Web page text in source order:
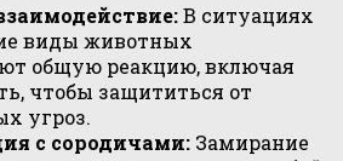
В ситуациях
виды животных
общую реакцию, включая
чтобы защититься от
угроз.
с сородичами: Замирание